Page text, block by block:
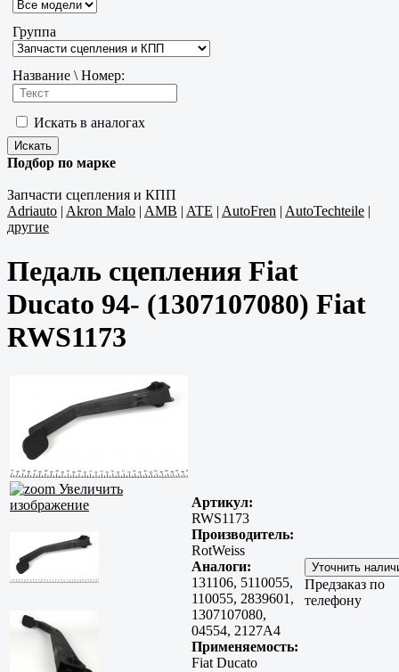
Группа
Название \ Номер:
Искать в аналогах
Подбор по марке
Запчасти сцепления и КПП
Adriauto | Akron Malo | AMB | ATE | AutoFren | AutoTechteile |
другие
Педаль сцепления Fiat
Ducato 94- (1307107080) Fiat
RWS1173
Увеличить
изображение
Артикул:
RWS1173
Производитель:
RotWeiss
Аналоги:
131106, 5110055,
110055, 2839601,
1307107080,
04554, 2127A4
Применяемость:
Fiat Ducato
Предзаказ по
телефону